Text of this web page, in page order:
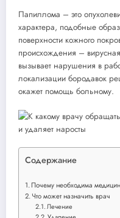
Папиллома – это
характера, подобные
поверхности кожного
происхождения –
вызывает нарушения в
локализации бородавок
окажет помощь больному.
Содержание
Почему необходима
Что может назначить врач
Лечение